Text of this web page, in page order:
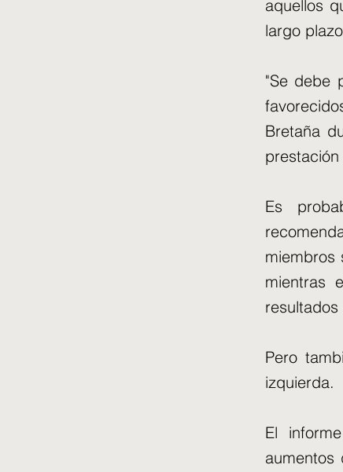
aquellos
largo
"Se debe
Bretaña
Es
miembros
mientras
Pero
izquierda.
El
aumentos